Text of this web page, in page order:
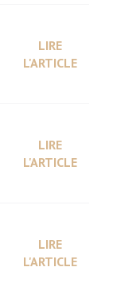
LIRE
L'ARTICLE
LIRE
L'ARTICLE
LIRE
L'ARTICLE